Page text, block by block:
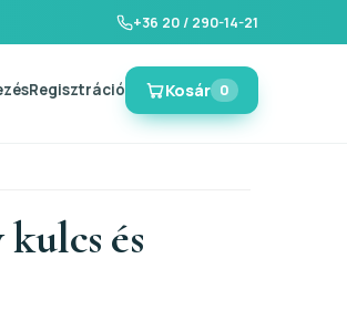
+36 20 / 290-14-21
Regisztráció Kosár 0
és